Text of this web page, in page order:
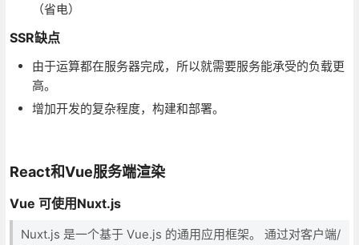
（省电）
SSR缺点
由于运算都在服务器完成，所以就需要服务能承受的负载更
高。
增加开发的复杂程度，构建和部署。
React和Vue服务端渲染
Vue 可使用Nuxt.js
Nuxt.js 是一个基于 Vue.js 的通用应用框架。 通过对客户端/